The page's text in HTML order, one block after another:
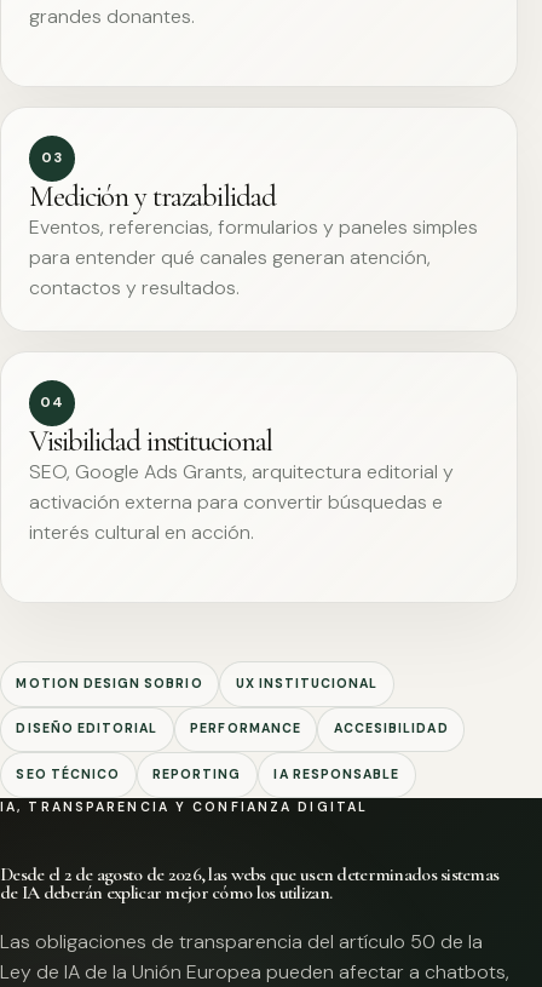
grandes donantes.
03
Medición y trazabilidad
Eventos, referencias, formularios y paneles simples
para entender qué canales generan atención,
contactos y resultados.
04
Visibilidad institucional
SEO, Google Ads Grants, arquitectura editorial y
activación externa para convertir búsquedas e
interés cultural en acción.
MOTION DESIGN SOBRIO UX INSTITUCIONAL
DISEÑO EDITORIAL PERFORMANCE ACCESIBILIDAD
SEO TÉCNICO REPORTING IA RESPONSABLE
IA, TRANSPARENCIA Y CONFIANZA DIGITAL
Desde el 2 de agosto de 2026, las webs que usen determinados sistemas
de IA deberán explicar mejor cómo los utilizan.
Las obligaciones de transparencia del artículo 50 de la
Ley de IA de la Unión Europea pueden afectar a chatbots,